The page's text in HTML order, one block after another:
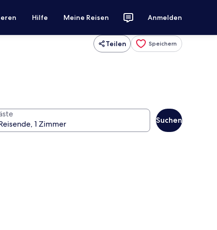
Hilfe Meine Reisen Anmelden
Teilen Speichern
Suchen